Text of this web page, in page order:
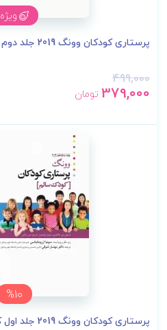
ویژه
پرستاری کودکان وونگ 2019 جلد دوم کودک بیمار
499,000
379,000 تومان
%10
پرستاری کودکان وونگ 2019 جلد اول کودک سالم